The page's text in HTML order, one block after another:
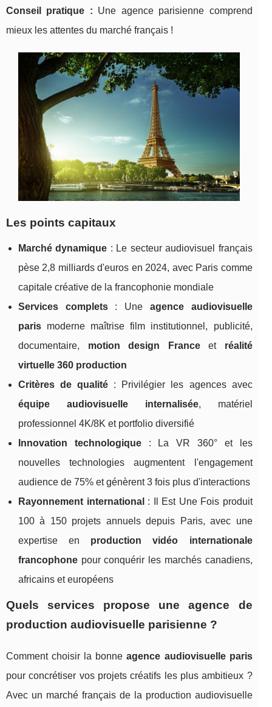
Conseil pratique : Une agence parisienne comprend
mieux les attentes du marché français !
Les points capitaux
Marché dynamique : Le secteur audiovisuel français
pèse 2,8 milliards d'euros en 2024, avec Paris comme
capitale créative de la francophonie mondiale
Services complets: Une agence audiovisuelle
paris moderne maîtrise film institutionnel, publicité,
documentaire, motion design Franceet réalité
virtuelle 360 production
Critères de qualité : Privilégier les agences avec
équipe audiovisuelle internalisée, matériel
professionnel 4K/8K et portfolio diversifié
Innovation technologique: La VR 360° et les
nouvelles technologies augmentent l'engagement
audience de 75% et génèrent 3 fois plus d'interactions
Rayonnement international : Il Est Une Fois produit
100 à 150 projets annuels depuis Paris, avec une
expertise en production vidéo internationale
francophone pour conquérir les marchés canadiens,
africains et européens
Quels services propose une agence de
production audiovisuelle parisienne ?
Comment choisir la bonneagence audiovisuelle paris
pour concrétiser vos projets créatifs les plus ambitieux ?
Avec un marché français de la production audiovisuelle